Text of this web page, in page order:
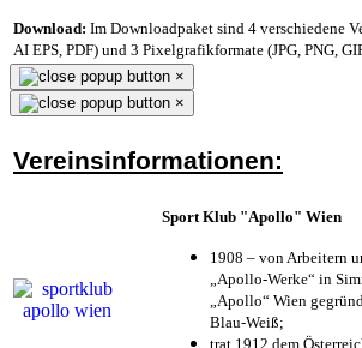
Download: Im Downloadpaket sind 4 verschiedene
AI EPS, PDF) und 3 Pixelgrafikformate (JPG, PNG,
×
×
Vereinsinformationen:
Sport Klub "Apollo" Wien
1908 – von Arbeitern
„Apollo-Werke“ in
„Apollo“ Wien
Blau-Weiß;
trat 1912 dem